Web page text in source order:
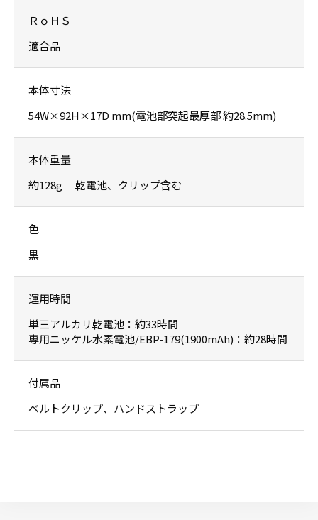
ＲｏＨＳ
適合品
本体寸法
54W×92H×17D mm(電池部突起最厚部 約28.5mm)
本体重量
約128g 乾電池、クリップ含む
色
黒
運用時間
単三アルカリ乾電池：約33時間
専用ニッケル水素電池/EBP-179(1900mAh)：約28時間
付属品
ベルトクリップ、ハンドストラップ